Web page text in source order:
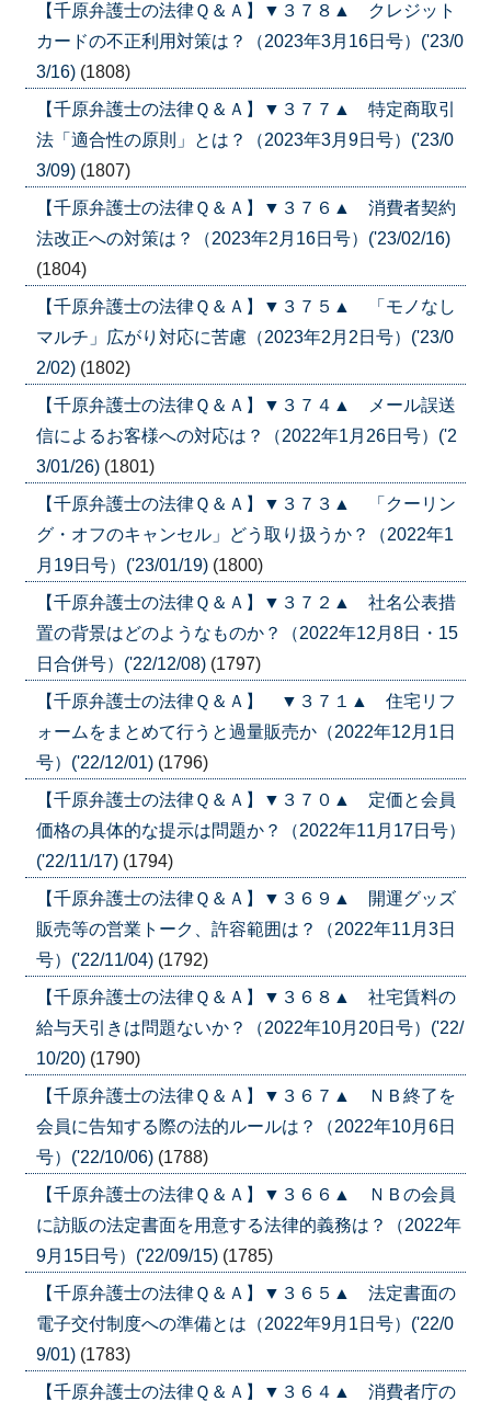
【千原弁護士の法律Ｑ＆Ａ】▼３７８▲ クレジット
カードの不正利用対策は？（2023年3月16日号）('23/0
3/16) (1808)
【千原弁護士の法律Ｑ＆Ａ】▼３７７▲ 特定商取引
法「適合性の原則」とは？（2023年3月9日号）('23/0
3/09) (1807)
【千原弁護士の法律Ｑ＆Ａ】▼３７６▲ 消費者契約
法改正への対策は？（2023年2月16日号）('23/02/16)
(1804)
【千原弁護士の法律Ｑ＆Ａ】▼３７５▲ 「モノなし
マルチ」広がり対応に苦慮（2023年2月2日号）('23/0
2/02) (1802)
【千原弁護士の法律Ｑ＆Ａ】▼３７４▲ メール誤送
信によるお客様への対応は？（2022年1月26日号）('2
3/01/26) (1801)
【千原弁護士の法律Ｑ＆Ａ】▼３７３▲ 「クーリン
グ・オフのキャンセル」どう取り扱うか？（2022年1
月19日号）('23/01/19) (1800)
【千原弁護士の法律Ｑ＆Ａ】▼３７２▲ 社名公表措
置の背景はどのようなものか？（2022年12月8日・15
日合併号）('22/12/08) (1797)
【千原弁護士の法律Ｑ＆Ａ】 ▼３７１▲ 住宅リフ
ォームをまとめて行うと過量販売か（2022年12月1日
号）('22/12/01) (1796)
【千原弁護士の法律Ｑ＆Ａ】▼３７０▲ 定価と会員
価格の具体的な提示は問題か？（2022年11月17日号）
('22/11/17) (1794)
【千原弁護士の法律Ｑ＆Ａ】▼３６９▲ 開運グッズ
販売等の営業トーク、許容範囲は？（2022年11月3日
号）('22/11/04) (1792)
【千原弁護士の法律Ｑ＆Ａ】▼３６８▲ 社宅賃料の
給与天引きは問題ないか？（2022年10月20日号）('22/
10/20) (1790)
【千原弁護士の法律Ｑ＆Ａ】▼３６７▲ ＮＢ終了を
会員に告知する際の法的ルールは？（2022年10月6日
号）('22/10/06) (1788)
【千原弁護士の法律Ｑ＆Ａ】▼３６６▲ ＮＢの会員
に訪販の法定書面を用意する法律的義務は？（2022年
9月15日号）('22/09/15) (1785)
【千原弁護士の法律Ｑ＆Ａ】▼３６５▲ 法定書面の
電子交付制度への準備とは（2022年9月1日号）('22/0
9/01) (1783)
【千原弁護士の法律Ｑ＆Ａ】▼３６４▲ 消費者庁の